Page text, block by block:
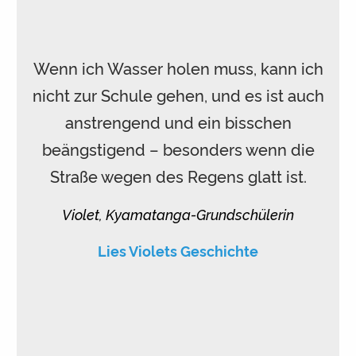
Wenn ich Wasser holen muss, kann ich
nicht zur Schule gehen, und es ist auch
anstrengend und ein bisschen
beängstigend – besonders wenn die
Straße wegen des Regens glatt ist.
Violet, Kyamatanga-Grundschülerin
Lies Violets Geschichte